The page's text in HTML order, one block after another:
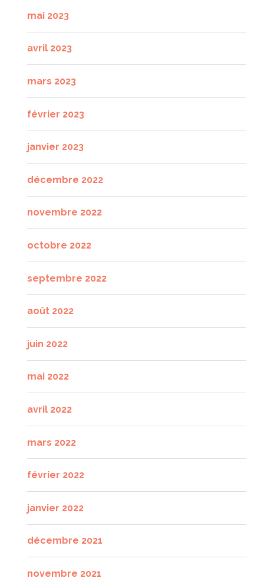
mai 2023
avril 2023
mars 2023
février 2023
janvier 2023
décembre 2022
novembre 2022
octobre 2022
septembre 2022
août 2022
juin 2022
mai 2022
avril 2022
mars 2022
février 2022
janvier 2022
décembre 2021
novembre 2021